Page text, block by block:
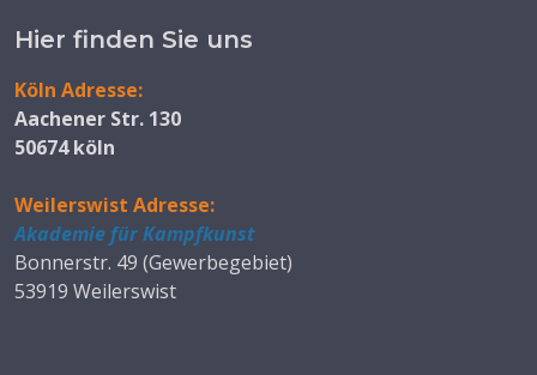
Hier finden Sie uns
Köln Adresse:
Aachener Str. 130
50674 köln
Weilerswist Adresse:
Akademie für Kampfkunst
Bonnerstr. 49 (Gewerbegebiet)
53919 Weilerswist